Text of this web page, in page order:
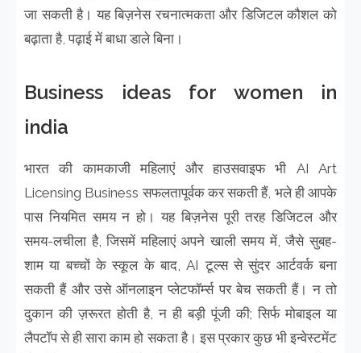
जा सकती है। यह बिज़नेस रचनात्मकता और डिजिटल कौशल को
बढ़ाता है, पढ़ाई में बाधा डाले बिना।
Business ideas for women in
india
भारत की कामकाजी महिलाएं और हाउसवाइफ भी AI Art
Licensing Business सफलतापूर्वक कर सकती हैं, भले ही आपके
पास नियमित समय न हो। यह बिज़नेस पूरी तरह डिजिटल और
समय-लचीला है, जिसमें महिलाएं अपने खाली समय में, जैसे सुबह-
शाम या बच्चों के स्कूल के बाद, AI टूल्स से सुंदर आर्टवर्क बना
सकती हैं और उसे ऑनलाइन प्लेटफॉर्म्स पर बेच सकती हैं। न तो
दुकान की ज़रूरत होती है, न ही बड़ी पूंजी की; सिर्फ मोबाइल या
लैपटॉप से ही सारा काम हो सकता है। इस प्रकार कुछ भी इन्वेस्टमेंट